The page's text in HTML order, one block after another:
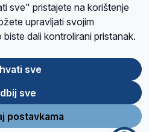
PrijateljiKontaktPravila privatnosti
reCAPTCHA sustavom
sve" pristajete na korištenje
upravljati svojim
biste dali kontrolirani pristanak.
sve
sve
postavkama